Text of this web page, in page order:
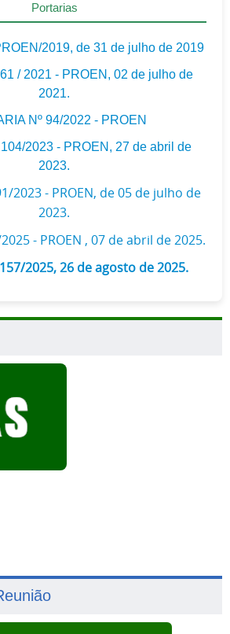
Portarias
2019, de 31 de julho de 2019
/ 2021 - PROEN, 02 de julho de
2021.
Nº 94/2022 - PROEN
2023 - PROEN, 27 de abril de
2023.
2023 - PROEN, de 05 de julho de
2023.
2025 - PROEN , 07 de abril de 2025.
157/2025, 26 de agosto de 2025.